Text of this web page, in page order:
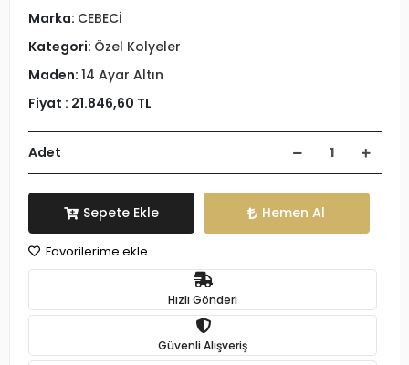
Marka: CEBECİ
Kategori: Özel Kolyeler
Maden: 14 Ayar Altın
Fiyat : 21.846,60 TL
Adet
Sepete Ekle Hemen Al
Favorilerime ekle
Hızlı Gönderi
Güvenli Alışveriş